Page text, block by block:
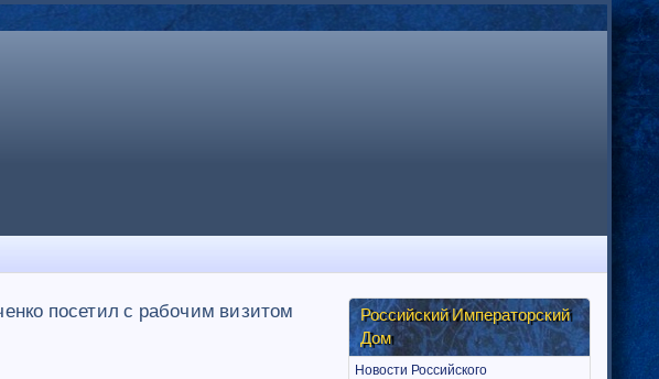
посетил с рабочим визитом
Российский Императорский
Дом
Новости Российского